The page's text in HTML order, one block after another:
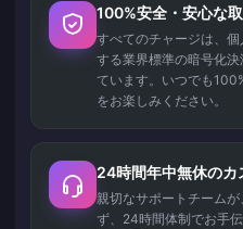
100%安全・安心な
すべてのチャージは、
する業界標準の暗号化
ています。いつでも
をお楽しみください。
24時間年中無休のカ
親切なサポートチーム
ず、24時間体制でお手